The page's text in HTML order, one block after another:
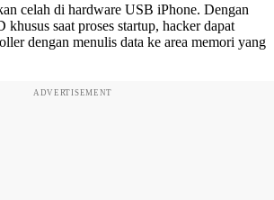
celah di hardware USB iPhone. Dengan
saat proses startup, hacker dapat
dengan menulis data ke area memori yang
ADVERTISEMENT